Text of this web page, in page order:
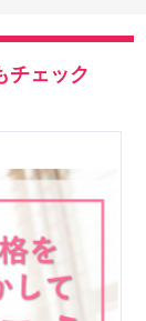
チェック